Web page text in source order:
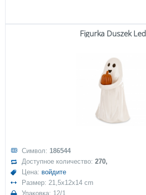
Figurka Duszek Led
Символ: 186544
Доступное количество:270,
Цена: войдите
Размер: 21,5x12x14 cm
Упаковка: 12/1